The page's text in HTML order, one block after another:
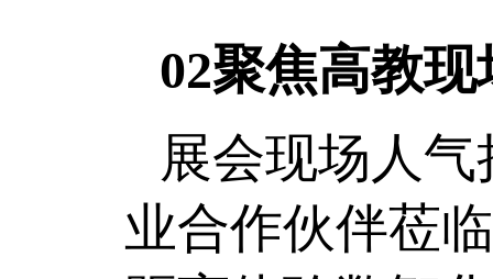
02聚焦高教
展会现场人
业合作伙伴莅